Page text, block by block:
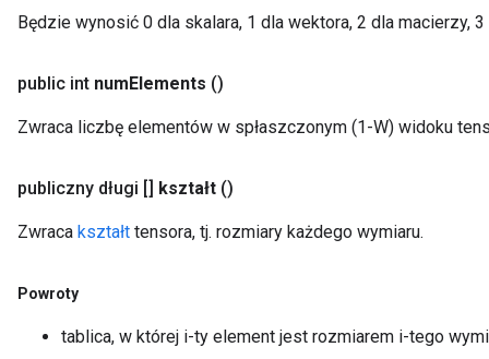
Będzie wynosić 0 dla skalara, 1 dla wektora, 2 dla macierzy,
public int numElements ()
Zwraca liczbę elementów w spłaszczonym (1-W) widoku
publiczny długi [] kształt ()
Zwraca kształt tensora, tj. rozmiary każdego wymiaru.
Powroty
tablica, w której i-ty element jest rozmiarem i-tego